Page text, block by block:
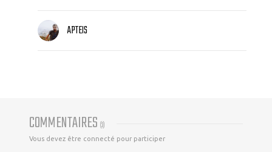
APTEIS
COMMENTAIRES (3)
Vous devez être connecté pour participer